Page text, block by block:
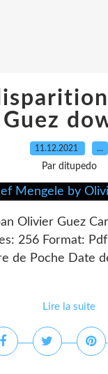
11.12.2021 …
Par ditupedo
Olivier Guez
256 Format:
de Poche Date
Lire la suite